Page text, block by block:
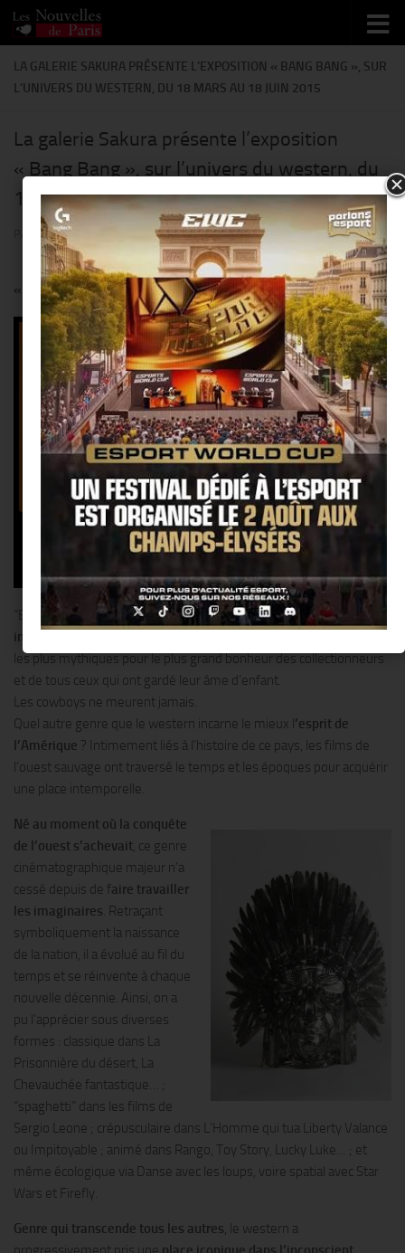
Skip to content
LA GALERIE SAKURA PRÉSENTE L’EXPOSITION « BANG BANG », SUR
L’UNIVERS DU WESTERN, DU 18 MARS AU 18 JUIN 2015
La galerie Sakura présente l’exposition
« Bang Bang », sur l’univers du western, du
18 mars au 18 juin 2015
THIERRY KER 18 MARS 2015· MIS À JOUR26 FÉVRIER 2015
« Bang Bang », l’exposition qui va faire du bruit:
Du 18 mars au 18 juin 2015,
le western se fait une place
au cœur du Marais Explorer
le Far West en plein Pariset
replonger en enfance : c’est
ce que proposera bientôt la
galerie d’art Sakura. Après le
succès de son dernier
événement consacré à
Goldorak, elle lance ainsi, en
mars prochain, une
exposition exceptionnelle
légendaire du western
:
“Bang Bang”. À travers le regard d’ une quinzaine d’artistes
internationaux
les plus mythiques pour le plus grand bonheur des collectionneurs
et de tous ceux qui ont gardé leur âme d’enfant.
Les cowboys ne meurent jamais.
Quel autre genre que le western incarne le mieux l’esprit de
l’Amérique ? Intimement liés à l’histoire de ce pays, les films de
l’ouest sauvage ont traversé le temps et les époques pour acquérir
une place intemporelle.
Né au moment où la conquête
de l’ouest s’achevait, ce genre
cinématographique majeur n’a
cessé depuis de faire travailler
les imaginaires. Retraçant
symboliquement la naissance
de la nation, il a évolué au fil du
temps et se réinvente à chaque
nouvelle décennie. Ainsi, on a
pu l’apprécier sous diverses
formes : classique dans La
Prisonnière du désert, La
Chevauchée fantastique… ;
“spaghetti” dans les films de
Sergio Leone ; crépusculaire dans L’Homme qui tua Liberty Valance
ou Impitoyable ; animé dans Rango, Toy Story, Lucky Luke… ; et
même écologique via Danse avec les loups, voire spatial avec Star
Wars et Firefly.
Genre qui transcende tous les autres, le western a